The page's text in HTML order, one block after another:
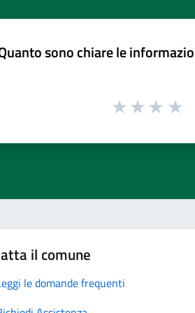
sono chiare le
il comune
le domande frequenti